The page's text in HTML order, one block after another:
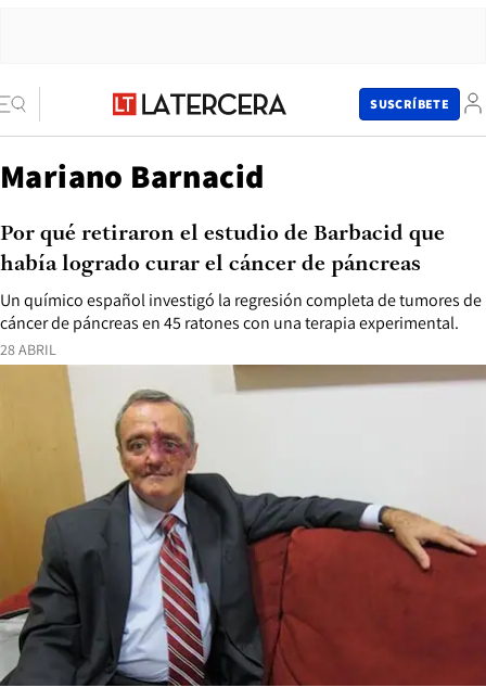
SUSCRÍBETE
Mariano Barnacid
28 ABRIL
Un químico español investigó la regresión completa de tumores de
cáncer de páncreas en 45 ratones con una terapia experimental.
Por qué retiraron el estudio de Barbacid que
había logrado curar el cáncer de páncreas